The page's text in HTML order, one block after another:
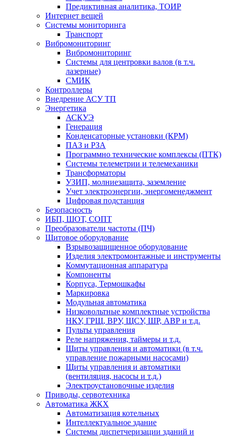
Предиктивная аналитика, ТОИР
Интернет вещей
Системы мониторинга
Транспорт
Вибромониторинг
Вибромониторинг
Системы для центровки валов (в т.ч.
лазерные)
СМИК
Контроллеры
Внедрение АСУ ТП
Энергетика
АСКУЭ
Генерация
Конденсаторные установки (КРМ)
ПАЗ и РЗА
Программно технические комплексы (ПТК)
Системы телеметрии и телемеханики
Трансформаторы
УЗИП, молниезащита, заземление
Учет электроэнергии, энергоменеджмент
Цифровая подстанция
Безопасность
ИБП, ШОТ, СОПТ
Преобразователи частоты (ПЧ)
Щитовое оборудование
Взрывозащищенное оборудование
Изделия электромонтажные и инструменты
Коммутационная аппаратура
Компоненты
Корпуса, Термошкафы
Маркировка
Модульная автоматика
Низковольтные комплектные устройства
НКУ, ГРЩ, ВРУ, ЩСУ, ШР, АВР и т.д.
Пульты управления
Реле напряжения, таймеры и т.д.
Щиты управления и автоматики (в т.ч.
управление пожарными насосами)
Щиты управления и автоматики
(вентиляция, насосы и т.д.)
Электроустановочные изделия
Приводы, сервотехника
Автоматика ЖКХ
Автоматизация котельных
Интеллектуальное здание
Системы диспетчеризации зданий и